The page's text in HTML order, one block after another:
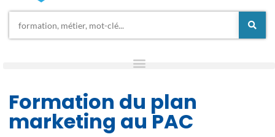
Formation du plan
marketing au PAC